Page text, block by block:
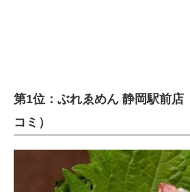
第1位：ぶれゑめん 静岡駅前店
コミ）